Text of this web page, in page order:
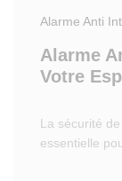
Alarme Anti
Alarme
Votre
La sécurité
essentielle